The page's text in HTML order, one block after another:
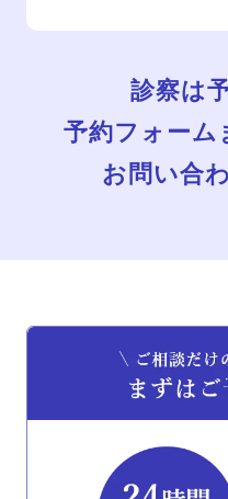
診察は
予約フォーム
お問い合